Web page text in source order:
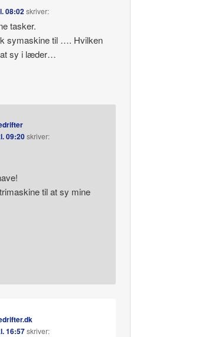
08:02skriver:
tasker.
symaskine til …. Hvilken
at sy i læder…
09:20 skriver:
til at sy mine
16:57 skriver: